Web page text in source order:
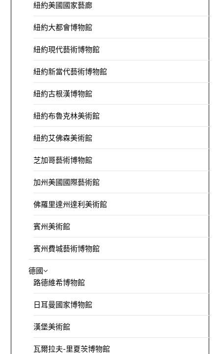
紐約美國國家藝廊
紐約大都會博物館
紐約現代藝術博物館
紐約新當代藝術博物館
紐約古根漢博物館
紐約布魯克林美術館
紐約艾佛森美術館
芝加哥藝術博物館
加州美國國際藝術館
佛羅里達州達利美術館
賓州美術館
賓州費城藝術博物館
德國
路德維希博物館
日耳曼國家博物館
漢堡美術館
瓦爾拉夫-里夏茨博物館